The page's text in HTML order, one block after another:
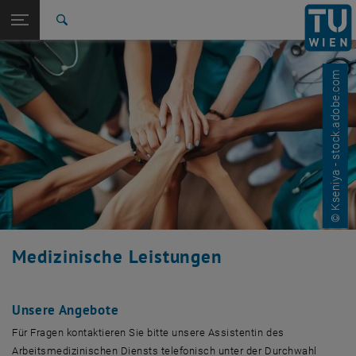
TU Login
Quicklinks
Quicklinks-Menü umschalten
Studium
International
Karriere
Zur 1. Menü Ebene
TU Wien
Zurück: Subseiten von Personalentwicklung auflisten
Zurück zur letzten Ebene:
Personalentwicklung
Medizinische Leistungen © Kseniya - stock.adobe.com
Medizinische Leistungen
Unsere Angebote
Für Fragen kontaktieren Sie bitte unsere Assistentin des
Arbeitsmedizinischen Diensts telefonisch unter der Durchwahl